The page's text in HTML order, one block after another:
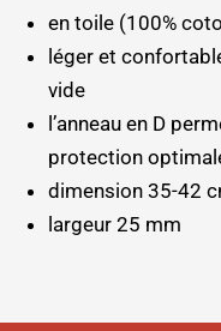
en toile (100%
léger et
vide
l’anneau en D
protection
dimension 35-42
largeur 25 mm